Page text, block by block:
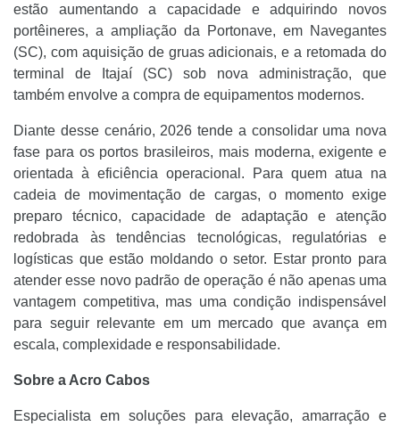
estão aumentando a capacidade e adquirindo novos
portêineres, a ampliação da Portonave, em Navegantes
(SC), com aquisição de gruas adicionais, e a retomada do
terminal de Itajaí (SC) sob nova administração, que
também envolve a compra de equipamentos modernos.
Diante desse cenário, 2026 tende a consolidar uma nova
fase para os portos brasileiros, mais moderna, exigente e
orientada à eficiência operacional. Para quem atua na
cadeia de movimentação de cargas, o momento exige
preparo técnico, capacidade de adaptação e atenção
redobrada às tendências tecnológicas, regulatórias e
logísticas que estão moldando o setor. Estar pronto para
atender esse novo padrão de operação é não apenas uma
vantagem competitiva, mas uma condição indispensável
para seguir relevante em um mercado que avança em
escala, complexidade e responsabilidade.
Sobre a Acro Cabos
Especialista em soluções para elevação, amarração e